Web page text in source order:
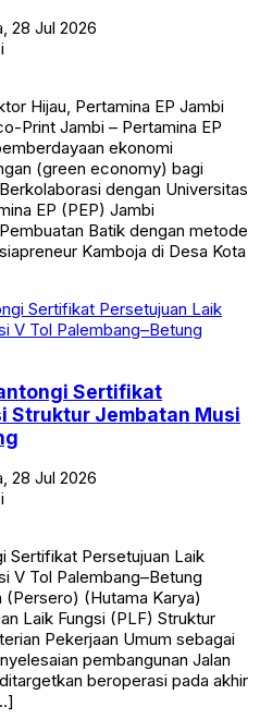
28 Jul 2026
Hijau, Pertamina EP Jambi
Print Jambi – Pertamina EP
ekonomi
(green economy) bagi
dengan Universitas
EP (PEP) Jambi
Batik dengan metode
Kamboja di Desa Kota
Sertifikat
Struktur Jembatan Musi
28 Jul 2026
Sertifikat Persetujuan Laik
V Tol Palembang–Betung
(Persero) (Hutama Karya)
Laik Fungsi (PLF) Struktur
Pekerjaan Umum sebagai
pembangunan Jalan
beroperasi pada akhir